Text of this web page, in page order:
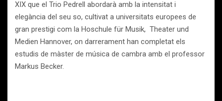
XIX que el Trio Pedrell abordarà amb la intensitat i
elegància del seu so, cultivat a universitats europees de
gran prestigi com la Hoschule für Musik, Theater und
Medien Hannover, on darrerament han completat els
estudis de màster de música de cambra amb el professor
Markus Becker.